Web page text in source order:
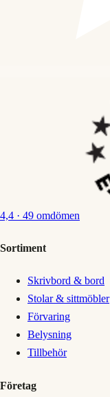
4,4 · 49 omdömen
Sortiment
Skrivbord & bord
Stolar & sittmöbler
Förvaring
Belysning
Tillbehör
Företag